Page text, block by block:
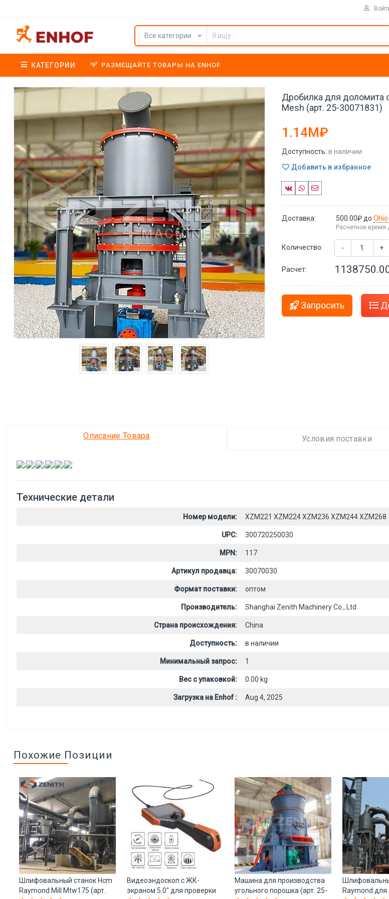
Все категории
КАТЕГОРИИ РАЗМЕЩАЙТЕ ТОВАРЫ НА ENHOF
Дробилка для доломита
Mesh (арт. 25-30071831)
1.14M₽
Доступность: в наличии
Добавить в избранное
Доставка: 500.00₽ до
Расчетное время
Количество: - +
Расчет:
Запросить
Описание Товара Условия поставки
, , , , ,
Технические детали
Номер модели: XZM221 XZM224 XZM236 XZM244 XZM268
UPC: 300720250030
MPN: 117
Артикул продавца: 30070030
Формат поставки: оптом
Производитель: Shanghai Zenith Machinery Co., Ltd
Страна происхождения: China
Доступность: в наличии
Минимальный запрос: 1
Вес с упаковкой: 0.00 kg
Загрузка на Enhof : Aug 4, 2025
Похожие Позиции
Шлифовальный станок Hcm
Raymond Mill Mtw175 (арт.
Видеоэндоскоп с ЖК-
экраном 5.0" для проверки
Машина для производства
угольного порошка (арт. 25-
Raymond